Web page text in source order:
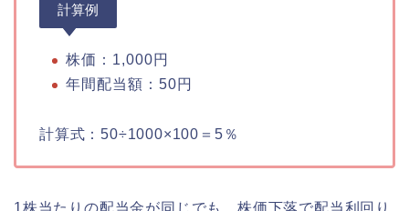
計算例
株価：1,000円
年間配当額：50円
計算式：50÷1000×100＝5％
1株当たりの配当金が同じでも、株価下落で配当利回り